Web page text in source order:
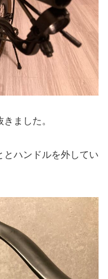
ました。
とハンドルを外してい